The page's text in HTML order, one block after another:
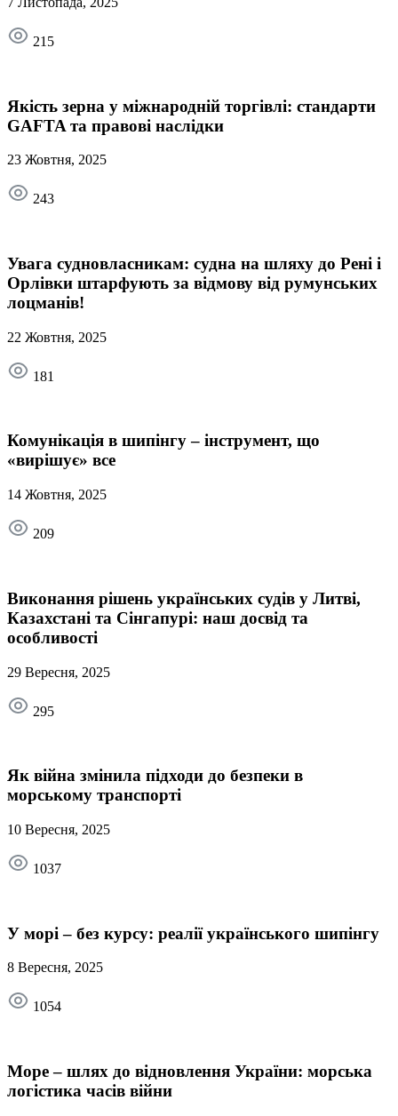
215
Якість зерна у міжнародній торгівлі: стандарти
GAFTA та правові наслідки
23 Жовтня, 2025
243
Увага судновласникам: судна на шляху до Рені і
Орлівки штарфують за відмову від румунських
лоцманів!
22 Жовтня, 2025
181
Комунікація в шипінгу – інструмент, що
«вирішує» все
14 Жовтня, 2025
209
Виконання рішень українських судів у Литві,
Казахстані та Сінгапурі: наш досвід та
особливості
29 Вересня, 2025
295
Як війна змінила підходи до безпеки в
морському транспорті
10 Вересня, 2025
1037
У морі – без курсу: реалії українського шипінгу
8 Вересня, 2025
1054
Море – шлях до відновлення України: морська
логістика часів війни